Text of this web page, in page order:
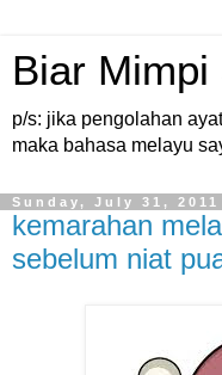
Biar Mimpi
p/s: jika pengolahan
maka bahasa melayu
Sunday, July 31, 2011
kemarahan
sebelum niat